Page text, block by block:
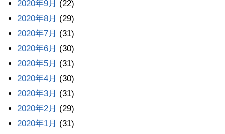
2020年9月 (22)
2020年8月 (29)
2020年7月 (31)
2020年6月 (30)
2020年5月 (31)
2020年4月 (30)
2020年3月 (31)
2020年2月 (29)
2020年1月 (31)